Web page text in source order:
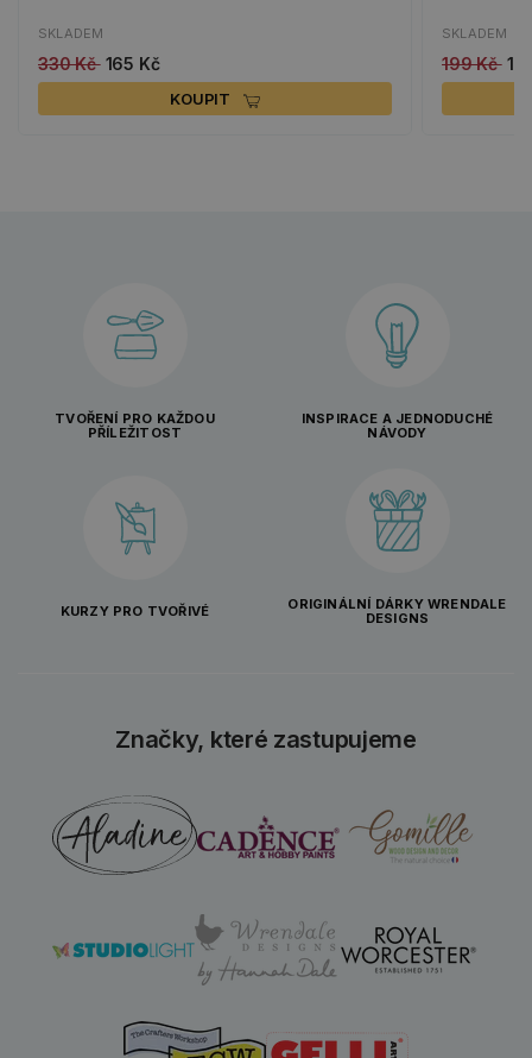
SKLADEM
330 Kč 165 Kč
KOUPIT
SKLADEM
199 Kč
TVOŘENÍ PRO KAŽDOU
PŘÍLEŽITOST
INSPIRACE A JEDNODUCHÉ
NÁVODY
KURZY PRO TVOŘIVÉ
ORIGINÁLNÍ DÁRKY WRENDALE
DESIGNS
Značky, které zastupujeme